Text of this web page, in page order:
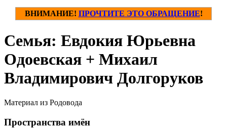
ВНИМАНИЕ! ПРОЧТИТЕ ЭТО ОБРАЩЕНИЕ!
Семья: Евдокия Юрьевна
Одоевская + Михаил
Владимирович Долгоруков
Материал из Родовода
Пространства имён